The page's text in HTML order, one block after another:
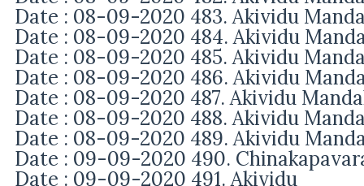
Date : 08-09-2020 483. Akividu
Date : 08-09-2020 484. Akividu
Date : 08-09-2020 485. Akividu
Date : 08-09-2020 486. Akividu
Date : 08-09-2020 487. Akividu
Date : 08-09-2020 488. Akividu
Date : 08-09-2020 489. Akividu
Date : 09-09-2020 490.
Date : 09-09-2020 491. Akividu